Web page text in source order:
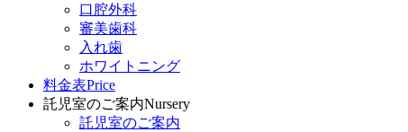
口腔外科
審美歯科
入れ歯
ホワイトニング
料金表Price
託児室のご案内Nursery
託児室のご案内